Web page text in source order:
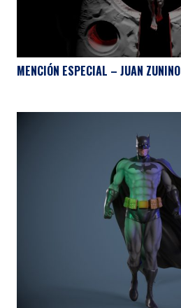
MENCIÓN ESPECIAL – JUAN ZUNINO